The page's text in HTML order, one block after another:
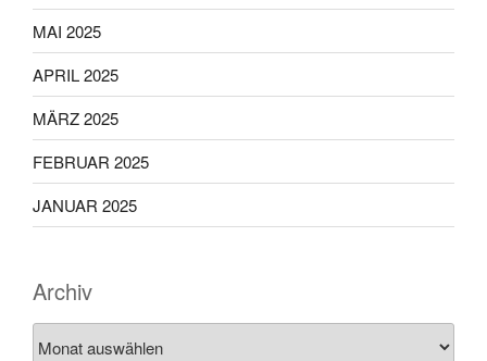
MAI 2025
APRIL 2025
MÄRZ 2025
FEBRUAR 2025
JANUAR 2025
Archiv